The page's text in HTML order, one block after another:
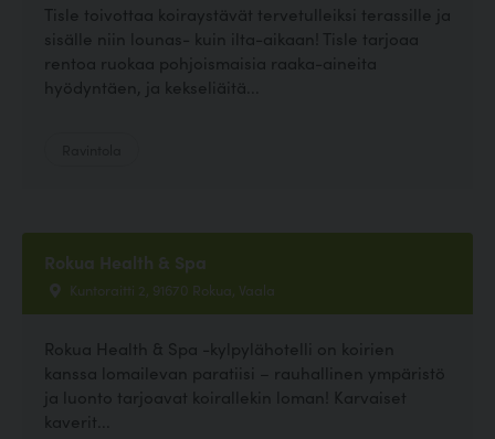
Tisle toivottaa koiraystävät tervetulleiksi terassille ja
sisälle niin lounas- kuin ilta-aikaan! Tisle tarjoaa
rentoa ruokaa pohjoismaisia raaka-aineita
hyödyntäen, ja kekseliäitä...
Rokua Health & Spa
Kuntoraitti 2, 91670 Rokua, Vaala
Rokua Health & Spa -kylpylähotelli on koirien
kanssa lomailevan paratiisi – rauhallinen ympäristö
ja luonto tarjoavat koirallekin loman! Karvaiset
kaverit...